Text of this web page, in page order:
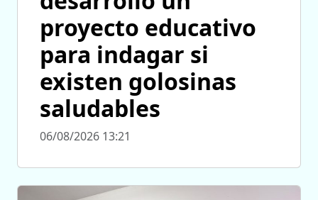
proyecto educativo
para indagar si
existen golosinas
saludables
06/08/2026 13:21